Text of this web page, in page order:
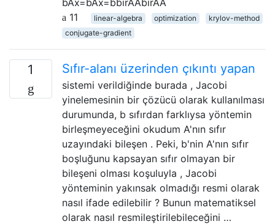
bAx=bAx=bbirAAbirAA
11
linear-algebra optimization
krylov-method
conjugate-gradient
1 Sıfır-alanı üzerinden çıkıntı yapan
sistemi verildiğinde burada , Jacobi
yinelemesinin bir çözücü olarak kullanılması
durumunda, b sıfırdan farklıysa yöntemin
birleşmeyeceğini okudum A'nın sıfır
uzayındaki bileşen . Peki, b'nin A'nın sıfır
boşluğunu kapsayan sıfır olmayan bir
bileşeni olması koşuluyla , Jacobi
yönteminin yakınsak olmadığı resmi olarak
nasıl ifade edilebilir ? Bunun matematiksel
olarak nasıl resmileştirilebileceğini …